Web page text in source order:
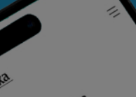
para